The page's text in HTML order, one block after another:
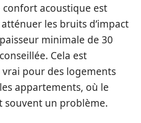
acoustique est
les bruits d’impact
minimale de 30
Cela est
pour des logements
appartements, où le
souvent un problème.